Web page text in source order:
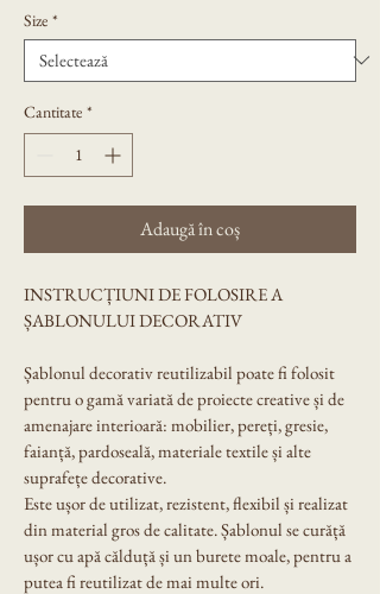
Size *
Cantitate *
Adaugă în coș
INSTRUCȚIUNI DE FOLOSIRE A
ȘABLONULUI DECORATIV
Șablonul decorativ reutilizabil poate fi folosit
pentru o gamă variată de proiecte creative și de
amenajare interioară: mobilier, pereți, gresie,
faianță, pardoseală, materiale textile și alte
suprafețe decorative.
Este ușor de utilizat, rezistent, flexibil și realizat
din material gros de calitate. Șablonul se curăță
ușor cu apă călduță și un burete moale, pentru a
putea fi reutilizat de mai multe ori.